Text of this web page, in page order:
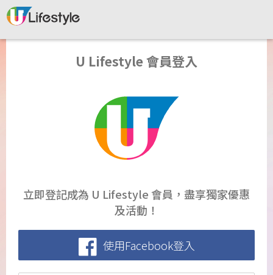
U Lifestyle 會員登入
立即登記成為 U Lifestyle 會員，盡享獨家優惠
及活動！
使用Facebook登入